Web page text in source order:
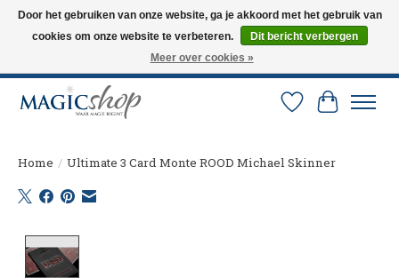
Altijd de nieuwste trucs op voorraad. Snelle verzending via PostNL en DHL.
Langskomen in onze winkel? Bel of mail om een afspraak te maken. 0251-
Verlanglijst
Home / Ultimate 3 Card Monte ROOD Michael Skinner
Door het gebruiken van onze website, ga je akkoord met het gebruik van
cookies om onze website te verbeteren.
Dit bericht verbergen
Meer over cookies »